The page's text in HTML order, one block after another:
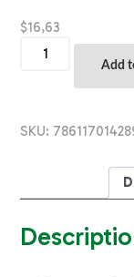
$16,63
Para
Dog
quantity
Add
SKU: